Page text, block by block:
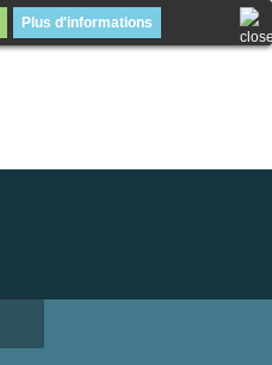
Plus d'informations